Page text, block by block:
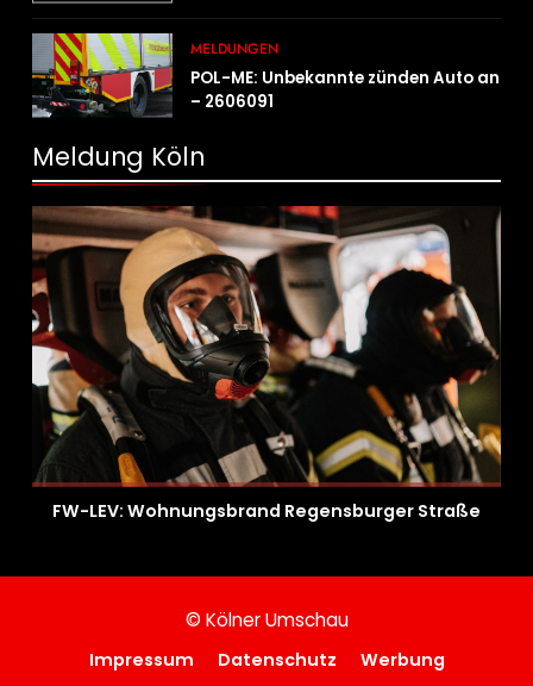
MELDUNGEN
POL-ME: Unbekannte zünden Auto an
– 2606091
Meldung Köln
FW-LEV: Wohnungsbrand Regensburger Straße
© Kölner Umschau
Impressum Datenschutz Werbung